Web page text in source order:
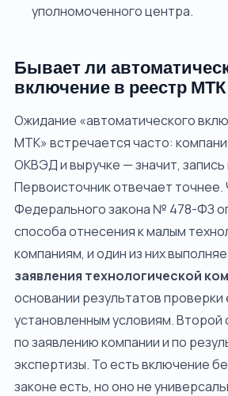
уполномоченного центра.
Бывает ли
включение в реестр МТК
Ожидание «автоматического
МТК» встречается часто:
ОКВЭД и выручке — значит, запись
Первоисточник отвечает точнее.
Федерального закона № 478-ФЗ
способа отнесения к малым
компаниям, и один из них
заявления технологической
основании результатов
установленным условиям. Второй
по заявлению компании и по
экспертизы. То есть включение
законе есть, но оно не